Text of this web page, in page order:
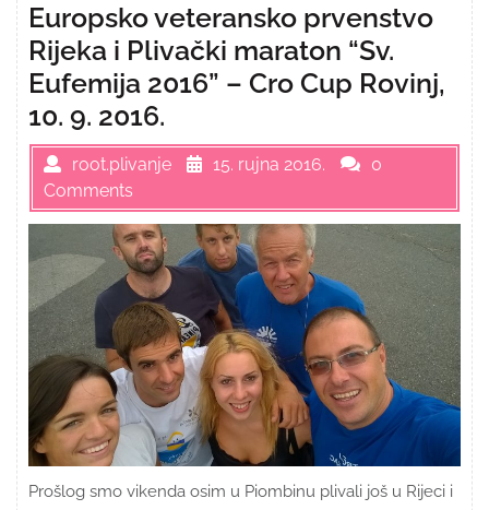
Europsko veteransko prvenstvo
Rijeka i Plivački maraton “Sv.
Eufemija 2016” – Cro Cup Rovinj,
10. 9. 2016.
root.plivanje 15. rujna 2016.
0
Comments
Prošlog smo vikenda osim u Piombinu plivali još u Rijeci i